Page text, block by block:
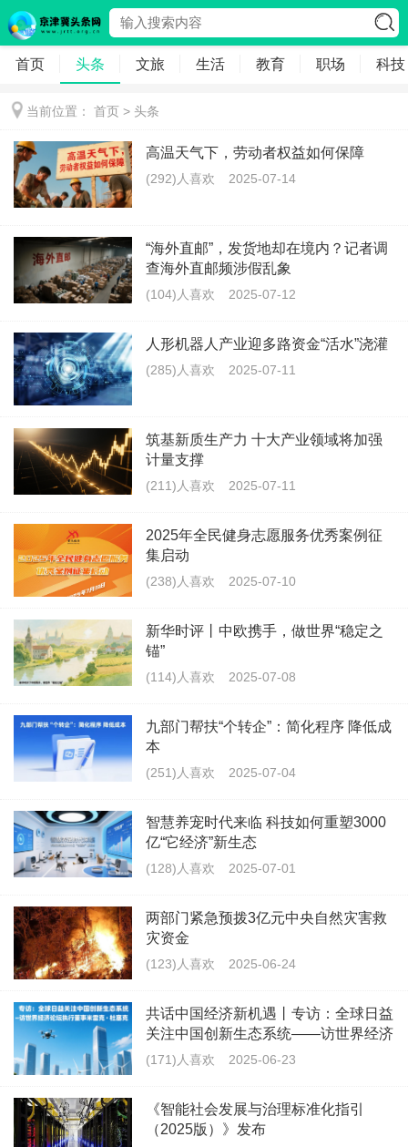
首页 头条 文旅 生活 教育 职场 科技
当前位置： 首页 > 头条
高温天气下，劳动者权益如何保障
(292)人喜欢 2025-07-14
“海外直邮”，发货地却在境内？记者调
查海外直邮频涉假乱象
(104)人喜欢 2025-07-12
人形机器人产业迎多路资金“活水”浇灌
(285)人喜欢 2025-07-11
筑基新质生产力 十大产业领域将加强
计量支撑
(211)人喜欢 2025-07-11
2025年全民健身志愿服务优秀案例征
集启动
(238)人喜欢 2025-07-10
新华时评丨中欧携手，做世界“稳定之
锚”
(114)人喜欢 2025-07-08
九部门帮扶“个转企”：简化程序 降低成
本
(251)人喜欢 2025-07-04
智慧养宠时代来临 科技如何重塑3000
亿“它经济”新生态
(128)人喜欢 2025-07-01
两部门紧急预拨3亿元中央自然灾害救
灾资金
(123)人喜欢 2025-06-24
共话中国经济新机遇丨专访：全球日益
关注中国创新生态系统——访世界经济
论坛执行董事
(171)人喜欢 2025-06-23
《智能社会发展与治理标准化指引
（2025版）》发布